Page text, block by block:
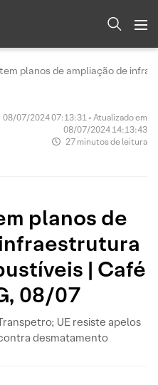
planos de ampliação de
08/07/2024 07:13:31 • Atualizado em
08/07/2024 14:13:43
27 minutos de leitura
planos de
| Café
08/07
UE resiste apelos
desmatamento